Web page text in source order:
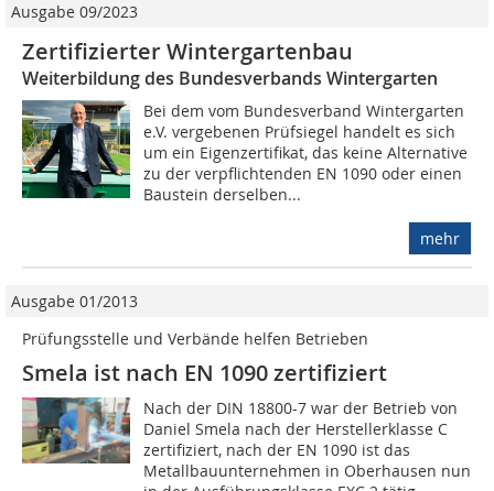
Ausgabe 09/2023
Zertifizierter Wintergartenbau
Weiterbildung des Bundesverbands Wintergarten
Bei dem vom Bundesverband Wintergarten
e.V. vergebenen Prüfsiegel handelt es sich
um ein Eigenzertifikat, das keine Alternative
zu der verpflichtenden EN 1090 oder einen
Baustein derselben...
mehr
Ausgabe 01/2013
Prüfungsstelle und Verbände helfen Betrieben
Smela ist nach EN 1090 zertifiziert
Nach der DIN 18800-7 war der Betrieb von
Daniel Smela nach der Herstellerklasse C
zertifiziert, nach der EN 1090 ist das
Metallbauunternehmen in Oberhausen nun